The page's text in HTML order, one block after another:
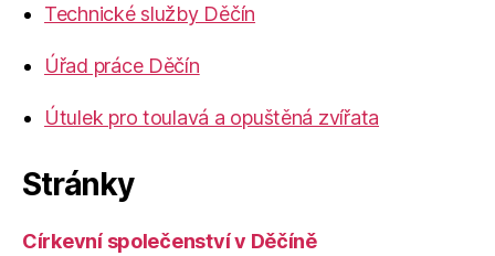
Technické služby Děčín
Úřad práce Děčín
Útulek pro toulavá a opuštěná zvířata
Stránky
Církevní společenství v Děčíně